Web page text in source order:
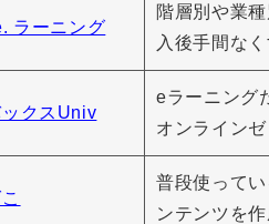
ラーニング
階層別や業
入後手間な
クスUniv
eラーニング
オンライン
普段使って
ンテンツを